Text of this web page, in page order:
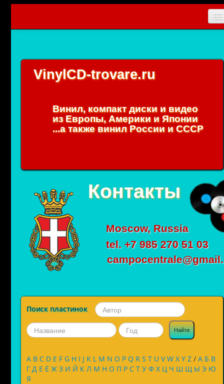
Главная
Коллекционные прибамбасы
Упаковки
VinylCD-trovare.ru
Винил, компакт диски и видео
из Европы, Америки и Японии
...а также винил России и СССР
Контакты
Moscow, Russia
tel. +7 985 270 51 03
Поиск пластинок
Найти
A B C D E F G H I J K L M N O P Q R S T U V W X Y Z / А Б В
Г Д Е Ё Ж З И Й К Л М Н О П Р С Т У Ф Х Ц Ч Ш Щ Ы Э Ю
Я